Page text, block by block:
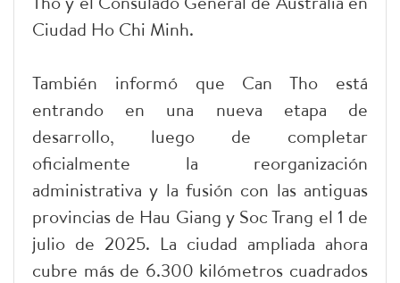
Ciudad Ho Chi Minh.
También informó que Can Tho está
entrando en una nueva etapa de
desarrollo, luego de completar
oficialmente la reorganización
administrativa y la fusión con las antiguas
provincias de Hau Giang y Soc Trang el 1 de
julio de 2025. La ciudad ampliada ahora
cubre más de 6.300 kilómetros cuadrados